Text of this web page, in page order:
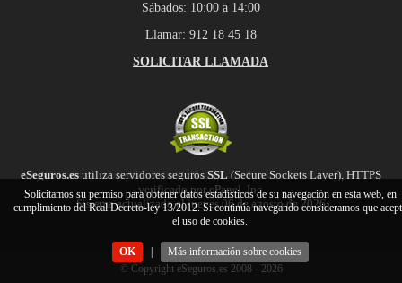
Sábados: 10:00 a 14:00
Llamar: 912 18 45 18
SOLICITAR LLAMADA
eSeguros.es utiliza servidores seguros SSL (Secure Sockets Layer), HTTPS
verificado por cPanel, Inc.
Sistema actualizado el jueves 06 de agosto de 2026
© Copyright eSeguros.es 2008 - 2026
Solicitamos su permiso para obtener datos estadísticos de su navegación en esta web, en
cumplimiento del Real Decreto-ley 13/2012. Si continúa navegando consideramos que
el uso de cookies.
OK Más información sobre cookies